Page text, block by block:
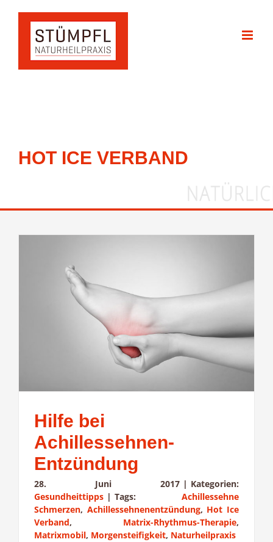
springen
HOT ICE VERBAND
Hilfe bei
Achillessehnen-
Entzündung
28. Juni 2017 | Kategorien:
Gesundheittipps | Tags: Achillessehne
Schmerzen, Achillessehnenentzündung, Hot Ice
Verband, Matrix-Rhythmus-Therapie,
Matrixmobil, Morgensteifigkeit, Naturheilpraxis